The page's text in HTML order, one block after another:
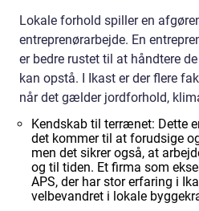
Lokale forhold spiller en
entreprenørarbejde. En
er bedre rustet til at håndtere
kan opstå. I Ikast er der flere
når det gælder jordforhold,
Kendskab til terrænet: Dette
det kommer til at forudsige
men det sikrer også, at
og til tiden. Et firma som
APS, der har stor erfaring i
velbevandret i lokale